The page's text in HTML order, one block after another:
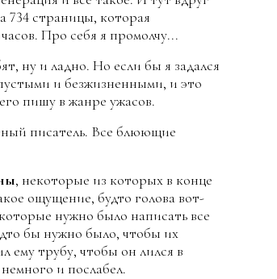
734 страницы, которая
Про себя я промолчу...
ну и ладно. Но если бы я задался
и безжизненными, и это
пишу в жанре ужасов.
писатель. Все блюющие
, некоторые из которых в конце
ощущение, будто голова вот-
нужно было написать все
бы нужно было, чтобы их
ему трубу, чтобы он лился в
и послабел.